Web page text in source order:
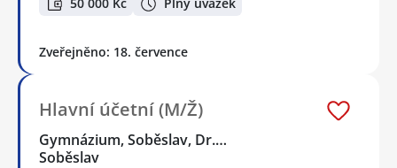
50 000 Kč Plný úvazek
Zveřejněno: 18. července
Hlavní účetní (M/Ž)
Gymnázium, Soběslav, Dr.…
Soběslav